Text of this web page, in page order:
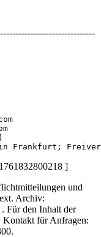
]
und
Archiv:
Für den Inhalt der
Kontakt für Anfragen: